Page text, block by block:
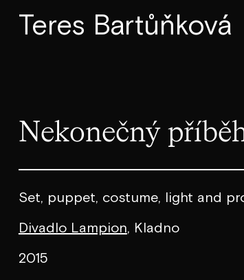
Teres Bartůňková
Nekonečný
Set, puppet, costume, light and
Divadlo Lampion, Kladno
2015